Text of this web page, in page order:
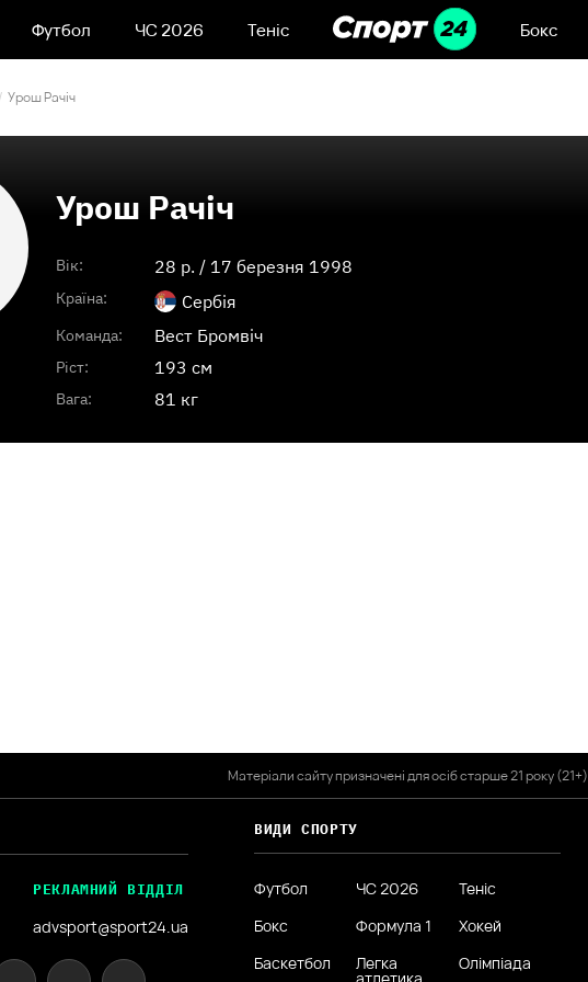
Футбол ЧС 2026 Теніс Бокс
Урош Рачіч
Урош Рачіч
Вік: 28 p. / 17 березня 1998
Країна: Сербія
Команда: Вест Бромвіч
Ріст: 193 см
Вага: 81 кг
Матеріали сайту призначені для осіб старше 21 року (21+)
РЕКЛАМНИЙ ВІДДІЛ
advsport@sport24.ua
ВИДИ СПОРТУ
Футбол ЧС 2026
Теніс
Бокс
Формула 1
Хокей
Баскетбол
Легка Олімпіада